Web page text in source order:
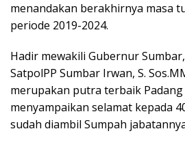
menandakan berakhirnya masa
periode 2019-2024.
Hadir mewakili Gubernur
SatpolPP Sumbar Irwan, S.
merupakan putra terbaik Padang
menyampaikan selamat kepada
sudah diambil Sumpah